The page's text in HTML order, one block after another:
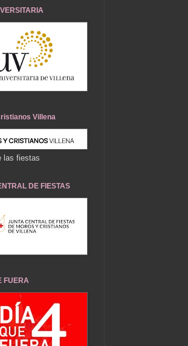
Villena
las fiestas
DE FIESTAS
FUERA